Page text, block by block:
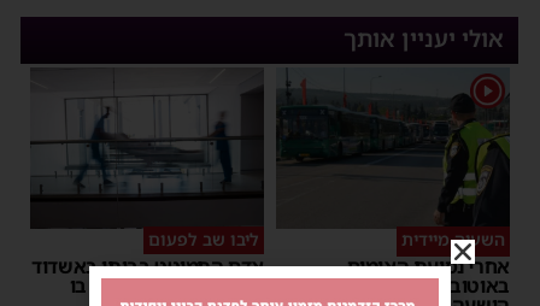
אולי יעניין אותך
1
השעיה מיידית
אחרי נסיעת האימים
באוטובוס מאשדוד: הנהג
ליבו שב לפעום
אדם התמוטט בביתו באשדוד
– כוחות ההצלה ביצעו בו